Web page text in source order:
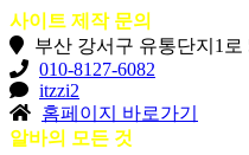
사이트 제작 문의
부산 강서구 유통단지1로
010-8127-6082
itzzi2
홈페이지 바로가기
알바의 모든 것